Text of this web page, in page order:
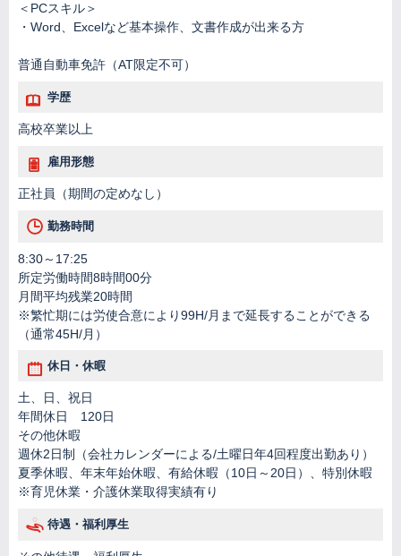
＜PCスキル＞
・Word、Excelなど基本操作、文書作成が出来る方
普通自動車免許（AT限定不可）
学歴
高校卒業以上
雇用形態
正社員（期間の定めなし）
勤務時間
8:30～17:25
所定労働時間8時間00分
月間平均残業20時間
※繁忙期には労使合意により99H/月まで延長することができる
（通常45H/月）
休日・休暇
土、日、祝日
年間休日 120日
その他休暇
週休2日制（会社カレンダーによる/土曜日年4回程度出勤あり）
夏季休暇、年末年始休暇、有給休暇（10日～20日）、特別休暇
※育児休業・介護休業取得実績有り
待遇・福利厚生